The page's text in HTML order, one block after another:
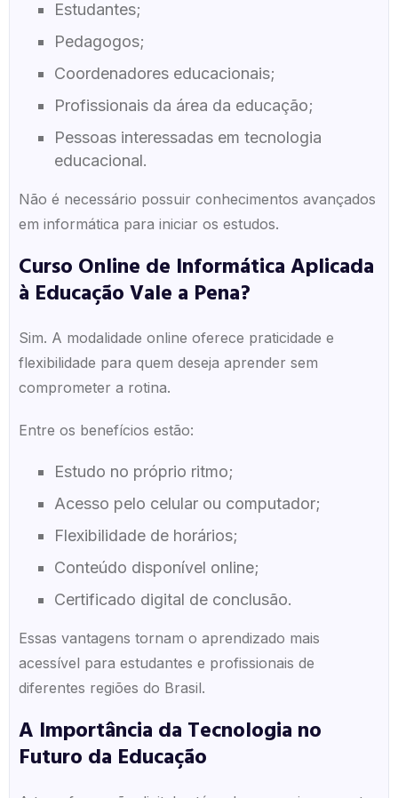
Estudantes;
Pedagogos;
Coordenadores educacionais;
Profissionais da área da educação;
Pessoas interessadas em tecnologia
educacional.
Não é necessário possuir conhecimentos avançados
em informática para iniciar os estudos.
Curso Online de Informática Aplicada
à Educação Vale a Pena?
Sim. A modalidade online oferece praticidade e
flexibilidade para quem deseja aprender sem
comprometer a rotina.
Entre os benefícios estão:
Estudo no próprio ritmo;
Acesso pelo celular ou computador;
Flexibilidade de horários;
Conteúdo disponível online;
Certificado digital de conclusão.
Essas vantagens tornam o aprendizado mais
acessível para estudantes e profissionais de
diferentes regiões do Brasil.
A Importância da Tecnologia no
Futuro da Educação